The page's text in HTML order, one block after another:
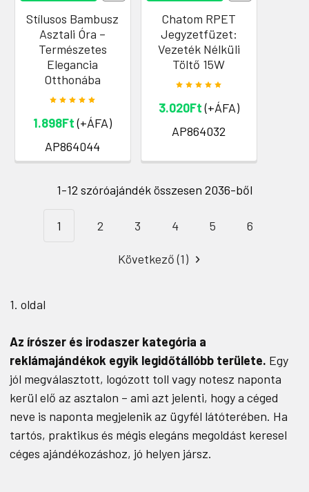
Stílusos Bambusz
Asztali Óra –
Természetes
Elegancia
Otthonába
1.898Ft(+ÁFA)
AP864044
Chatom RPET
Jegyzetfüzet:
Vezeték Nélküli
Töltő 15W
3.020Ft(+ÁFA)
AP864032
1-12 szóróajándék összesen 2036-ből
1 2 3 4 5 6
Következő (1)
1. oldal
Az írószer és irodaszer kategória a
reklámajándékok egyik legidőtállóbb területe. Egy
jól megválasztott, logózott toll vagy notesz naponta
kerül elő az asztalon – ami azt jelenti, hogy a céged
neve is naponta megjelenik az ügyfél látóterében. Ha
tartós, praktikus és mégis elegáns megoldást keresel
céges ajándékozáshoz, jó helyen jársz.